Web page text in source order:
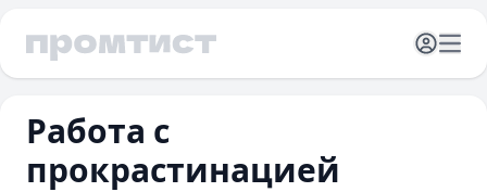
Открыть
Работа с
прокрастинацией